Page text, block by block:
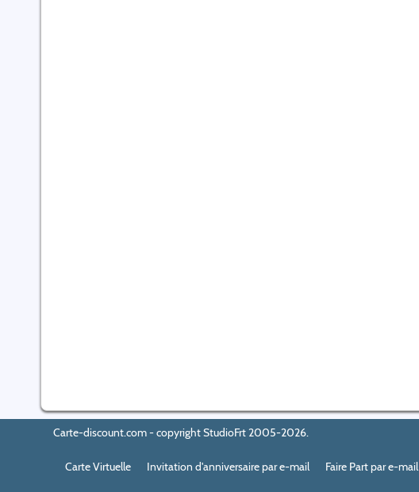
Carte-discount.com - copyright StudioFrt 2005-2026.
Carte Virtuelle Invitation d'anniversaire par e-mail Faire Part par e-mail